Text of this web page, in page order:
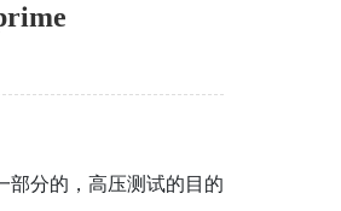
部分的，高压测试的目的